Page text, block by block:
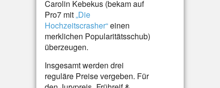
Carolin Kebekus (bekam auf
Pro7 mit„Die
Hochzeitscrasher“einen
merklichen Popularitätsschub)
überzeugen.
Insgesamt werden drei
reguläre Preise vergeben. Für